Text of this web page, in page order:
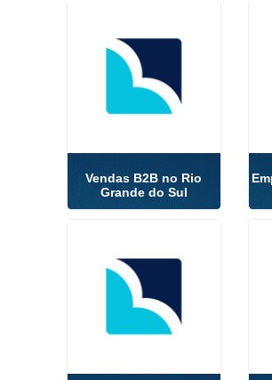
Vendas B2B no Rio
Grande do Sul